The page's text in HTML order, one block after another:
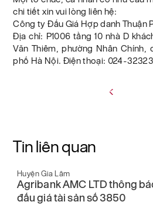
chi tiết xin vui lòng liên hệ:
Công ty Đấu Giá Hợp danh Thuận
Địa chỉ: P1006 tầng 10 nhà D
Văn Thiêm, phường Nhân Chính,
phố Hà Nội. Điện thoại: 024-
Tin liên quan
Huyện Gia Lâm
Agribank AMC LTD thông
đấu giá tài sản số 3850